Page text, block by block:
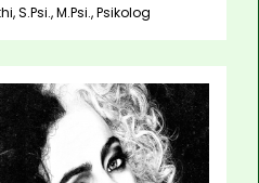
S.Psi., M.Psi., Psikolog